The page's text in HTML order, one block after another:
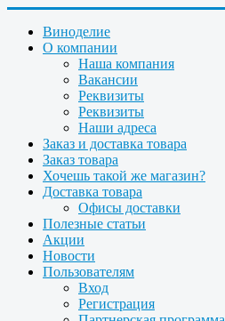
Виноделие
О компании
Наша компания
Вакансии
Реквизиты
Реквизиты
Наши адреса
Заказ и доставка товара
Заказ товара
Хочешь такой же магазин?
Доставка товара
Офисы доставки
Полезные статьи
Акции
Новости
Пользователям
Вход
Регистрация